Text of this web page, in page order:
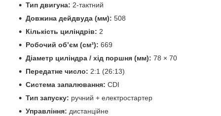
Тип двигуна: 2-тактний
Довжина дейдвуда (мм): 508
Кількість циліндрів: 2
Робочий об’єм (см³): 669
Діаметр циліндра / хід поршня (мм): 78 × 70
Передатне число: 2:1 (26:13)
Система запалювання: CDI
Тип запуску: ручний + електростартер
Управління: дистанційне